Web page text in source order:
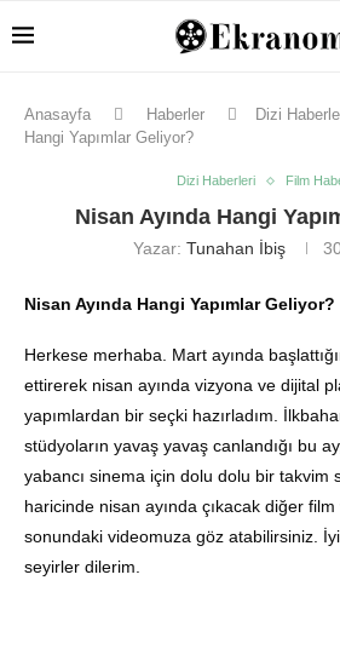
Anasayfa Haberler Dizi
Hangi Yapımlar Geliyor?
Dizi Haberleri Film
Nisan Ayında Hangi
Yazar: Tunahan İbiş
Nisan Ayında Hangi Yapımlar Geliyor?
Herkese merhaba. Mart ayında
ettirerek nisan ayında vizyona ve dijital
yapımlardan bir seçki hazırladım.
stüdyoların yavaş yavaş canlandığı bu
yabancı sinema için dolu dolu bir takvim
haricinde nisan ayında çıkacak diğer film
sonundaki videomuza göz atabilirsiniz.
seyirler dilerim.